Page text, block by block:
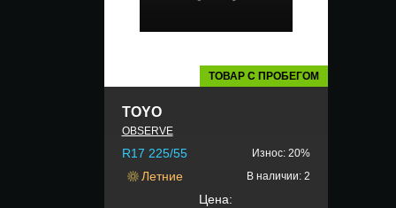
ТОВАР С ПРОБЕГОМ
TOYO
OBSERVE
R17 225/55 Износ: 20%
Летние В наличии: 2
Цена: